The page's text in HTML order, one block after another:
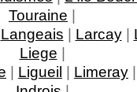
Touraine |
Langeais | Larcay|
Liege |
| Ligueil | Limeray